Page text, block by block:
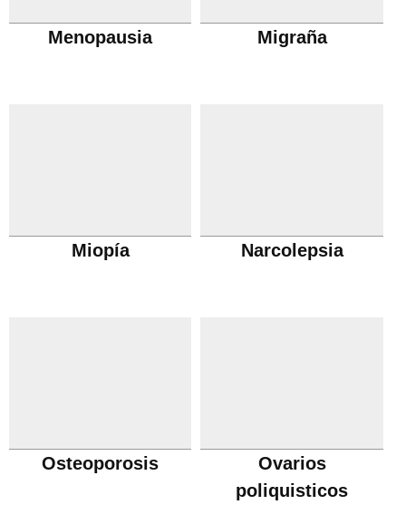
Menopausia Migraña
Miopía Narcolepsia
Osteoporosis
Ovarios
poliquisticos